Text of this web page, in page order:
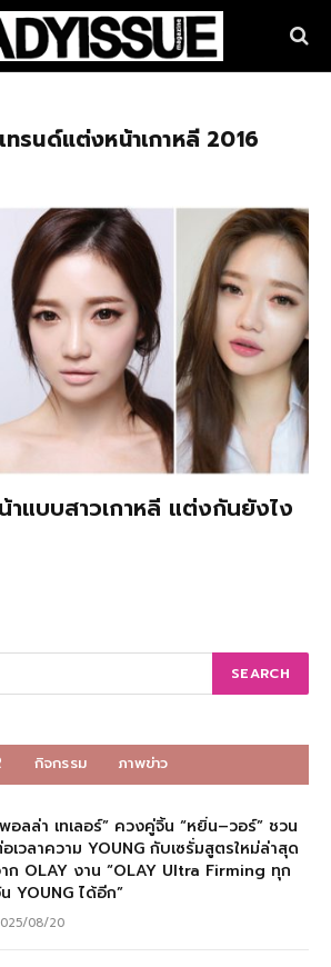
เทรนด์แต่งหน้าเกาหลี 2016
แบบสาวเกาหลี แต่งกันยังไง
กิจกรรม ภาพข่าว
อลล่า เทเลอร์” ควงคู่จิ้น “หยิ่น–วอร์” ชวน
เวลาความ YOUNG กับเซรั่มสูตรใหม่ล่าสุด
ก OLAY งาน “OLAY Ultra Firming ทุก
YOUNG ได้อีก”
08/20